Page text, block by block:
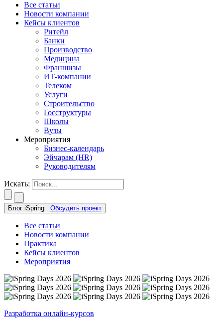
Все статьи
Новости компании
Кейсы клиентов
Ритейл
Банки
Производство
Медицина
Франшизы
ИТ-компании
Телеком
Услуги
Строительство
Госструктуры
Школы
Вузы
Мероприятия
Бизнес-календарь
Эйчарам (HR)
Руководителям
Искать:
Блог iSpring Обсудить проект
Все статьи
Новости компании
Практика
Кейсы клиентов
Мероприятия
Разработка онлайн-курсов